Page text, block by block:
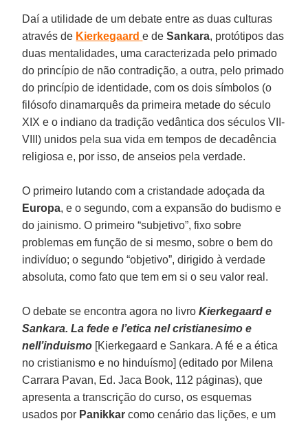
Daí a utilidade de um debate entre as duas culturas
através de Kierkegaard e deSankara, protótipos das
duas mentalidades, uma caracterizada pelo primado
do princípio de não contradição, a outra, pelo primado
do princípio de identidade, com os dois símbolos (o
filósofo dinamarquês da primeira metade do século
XIX e o indiano da tradição vedântica dos séculos VII-
VIII) unidos pela sua vida em tempos de decadência
religiosa e, por isso, de anseios pela verdade.
O primeiro lutando com a cristandade adoçada da
Europa, e o segundo, com a expansão do budismo e
do jainismo. O primeiro “subjetivo”, fixo sobre
problemas em função de si mesmo, sobre o bem do
indivíduo; o segundo “objetivo”, dirigido à verdade
absoluta, como fato que tem em si o seu valor real.
O debate se encontra agora no livroKierkegaard e
Sankara. La fede e l’etica nel cristianesimo e
nell’induismo [Kierkegaard e Sankara. A fé e a ética
no cristianismo e no hinduísmo] (editado por Milena
Carrara Pavan, Ed. Jaca Book, 112 páginas), que
apresenta a transcrição do curso, os esquemas
usados por Panikkar como cenário das lições, e um